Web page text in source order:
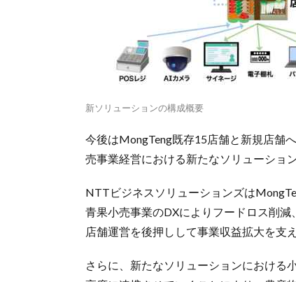
新ソリューションの構成概要
今後はMongTeng既存15店舗と新規店舗
売事業経営における新たなソリューショ
NTTビジネスソリューションズは
青果小売事業のDXによりフードロス削
店舗運営を後押しして事業収益拡大を支
さらに、新たなソリューションにおける